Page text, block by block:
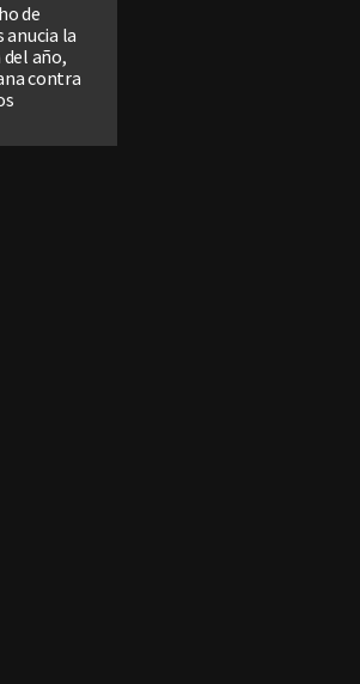
de
anucia la
del año,
contra